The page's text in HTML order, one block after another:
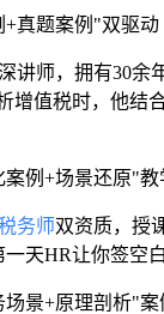
真题案例"双驱动
讲师，拥有30
增值税时，他结
例+场景还原"教
务师双资质，授
天HR让你签空
景+原理剖析"案